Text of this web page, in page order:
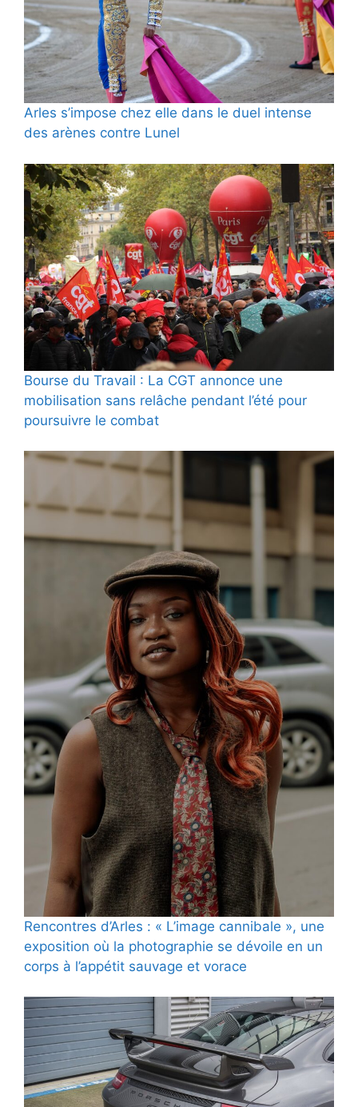
Arles s’impose chez elle dans le duel intense
des arènes contre Lunel
Bourse du Travail : La CGT annonce une
mobilisation sans relâche pendant l’été pour
poursuivre le combat
Rencontres d’Arles : « L’image cannibale », une
exposition où la photographie se dévoile en un
corps à l’appétit sauvage et vorace